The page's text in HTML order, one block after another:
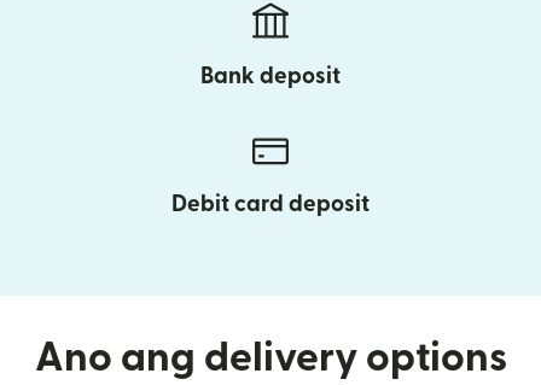
Bank deposit
Debit card deposit
Ano ang delivery options